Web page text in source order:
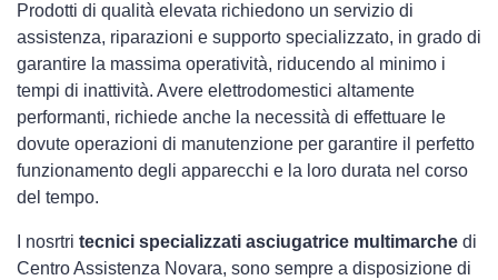
Prodotti di qualità elevata richiedono un servizio di
assistenza, riparazioni e supporto specializzato, in grado di
garantire la massima operatività, riducendo al minimo i
tempi di inattività. Avere elettrodomestici altamente
performanti, richiede anche la necessità di effettuare le
dovute operazioni di manutenzione per garantire il perfetto
funzionamento degli apparecchi e la loro durata nel corso
del tempo.
I nosrtri tecnici specializzati asciugatrice multimarche di
Centro Assistenza Novara, sono sempre a disposizione di